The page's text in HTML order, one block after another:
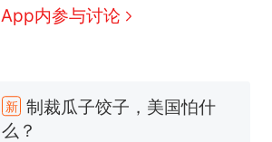
App内参与讨论
人生
新 制裁瓜子饺子，美国怕什
么？